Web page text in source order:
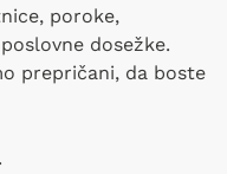
poroke,
dosežke.
prepričani, da boste
.